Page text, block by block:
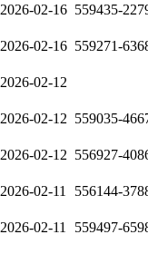
2026-02-16 559435-
2026-02-16 559271-
2026-02-12
2026-02-12 559035-
2026-02-12 556927-
2026-02-11 556144-
2026-02-11 559497-